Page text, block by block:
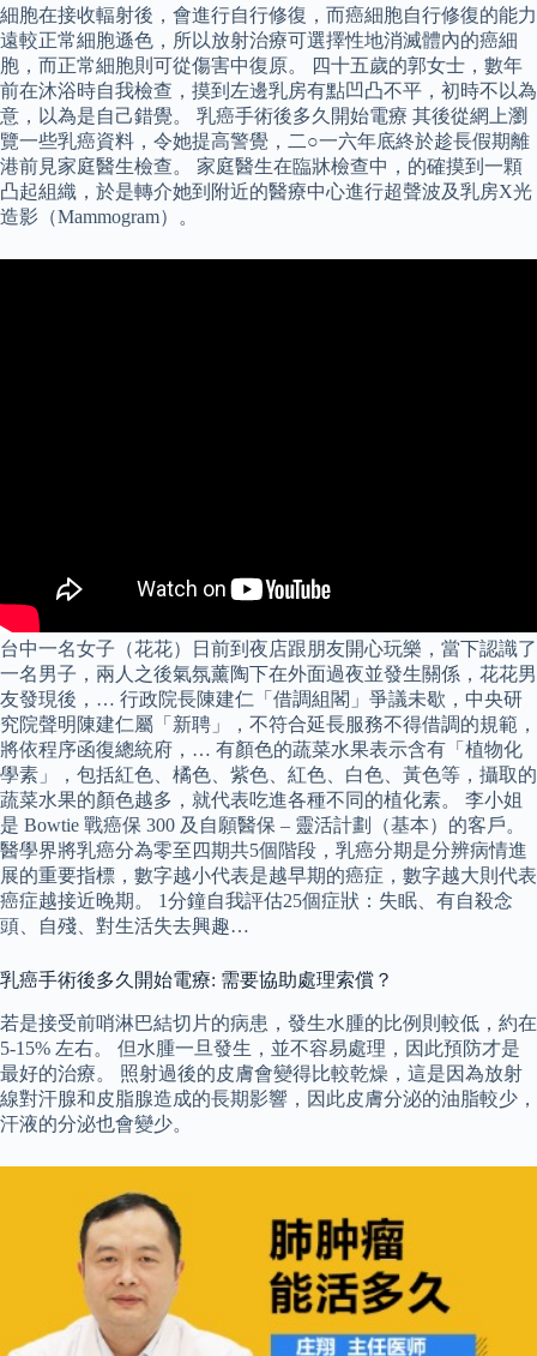
細胞在接收輻射後，會進行自行修復，而癌細胞自行修復的能力
遠較正常細胞遜色，所以放射治療可選擇性地消滅體內的癌細
胞，而正常細胞則可從傷害中復原。 四十五歲的郭女士，數年
前在沐浴時自我檢查，摸到左邊乳房有點凹凸不平，初時不以為
意，以為是自己錯覺。 乳癌手術後多久開始電療 其後從網上瀏
覽一些乳癌資料，令她提高警覺，二○一六年底終於趁長假期離
港前見家庭醫生檢查。 家庭醫生在臨牀檢查中，的確摸到一顆
凸起組織，於是轉介她到附近的醫療中心進行超聲波及乳房X光
造影（Mammogram）。
台中一名女子（花花）日前到夜店跟朋友開心玩樂，當下認識了
一名男子，兩人之後氣氛薰陶下在外面過夜並發生關係，花花男
友發現後，… 行政院長陳建仁「借調組閣」爭議未歇，中央研
究院聲明陳建仁屬「新聘」，不符合延長服務不得借調的規範，
將依程序函復總統府，… 有顏色的蔬菜水果表示含有「植物化
學素」，包括紅色、橘色、紫色、紅色、白色、黃色等，攝取的
蔬菜水果的顏色越多，就代表吃進各種不同的植化素。 李小姐
是 Bowtie 戰癌保 300 及自願醫保 – 靈活計劃（基本）的客戶。
醫學界將乳癌分為零至四期共5個階段，乳癌分期是分辨病情進
展的重要指標，數字越小代表是越早期的癌症，數字越大則代表
癌症越接近晚期。 1分鐘自我評估25個症狀：失眠、有自殺念
頭、自殘、對生活失去興趣…
乳癌手術後多久開始電療: 需要協助處理索償？
若是接受前哨淋巴結切片的病患，發生水腫的比例則較低，約在
5-15% 左右。 但水腫一旦發生，並不容易處理，因此預防才是
最好的治療。 照射過後的皮膚會變得比較乾燥，這是因為放射
線對汗腺和皮脂腺造成的長期影響，因此皮膚分泌的油脂較少，
汗液的分泌也會變少。